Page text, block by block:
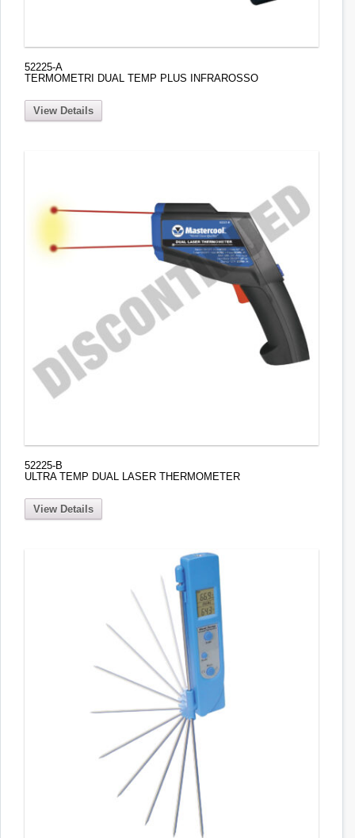
52225-A
TERMOMETRI DUAL TEMP PLUS INFRAROSSO
View Details
52225-B
ULTRA TEMP DUAL LASER THERMOMETER
View Details